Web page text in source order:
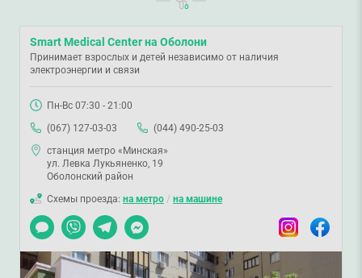
Smart Medical Center на Оболони
Принимает взрослых и детей независимо от наличия
электроэнергии и связи
Пн-Вс 07:30 - 21:00
(067) 127-03-03
(044) 490-25-03
станция метро «Минская»
ул. Левка Лукьяненко, 19
Оболонский район
Схемы проезда: на метро / на машине
Чат
Viber TelegramMessenger InstagramFacebook